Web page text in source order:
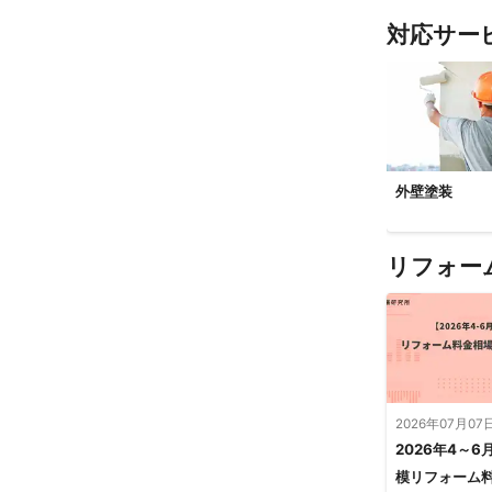
対応サー
外壁塗装
リフォー
2026年07月07
2026年4～6
模リフォーム